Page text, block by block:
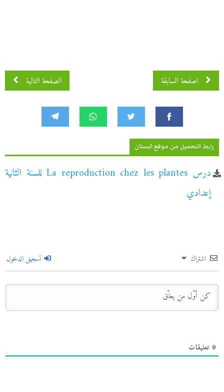
اصفحة السابقة اصفحة 3 من 10 الصفحة التالية
رابط التحميل من موقع البستان
درس La reproduction chez les plantes للسنة الثانية
إعدادي
اشتراك تسجيل الدخول
0 تعليقات